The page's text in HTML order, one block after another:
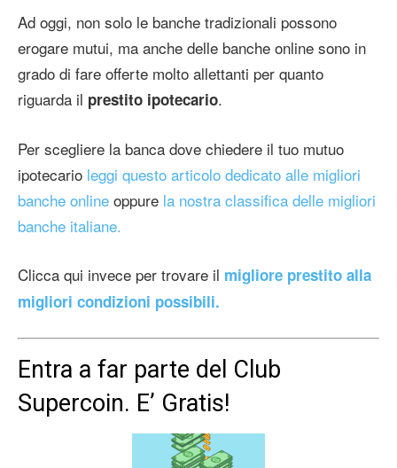
Ad oggi, non solo le banche tradizionali possono
erogare mutui, ma anche delle banche online sono in
grado di fare offerte molto allettanti per quanto
riguarda il prestito ipotecario.
Per scegliere la banca dove chiedere il tuo mutuo
ipotecario leggi questo articolo dedicato alle migliori
banche online oppure la nostra classifica delle migliori
banche italiane.
Clicca qui invece per trovare il migliore prestito alla
migliori condizioni possibili.
Entra a far parte del Club
Supercoin. E’ Gratis!